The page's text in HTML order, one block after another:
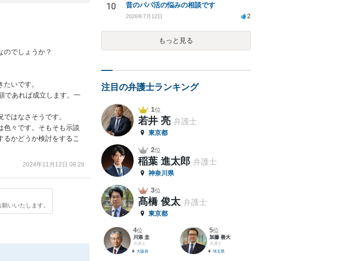
のでしょうか？
いです。
であれば成立します。一
はなさそうです。
色々です。そもそも示談
かどうか検討をするこ
2024年11月12日 08:28
いいたします。
10 昔のパパ活の悩みの相談です
2026年7月12日 2
もっと見る
注目の弁護士ランキング
1位
若井 亮 弁護士
東京都
2位
稲葉 進太郎 弁護士
神奈川県
3位
髙橋 俊太 弁護士
東京都
4位
川添 圭
弁護士
大阪府
5位
加藤 善大
弁護士
埼玉県